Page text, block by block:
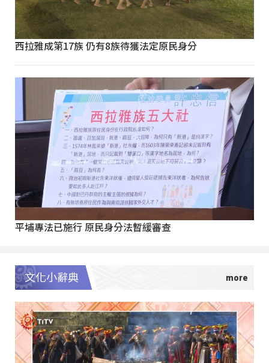
西拉雅成第17族 仍有8族待獲法定原民身分
平埔專法已施行 原民身分法暫緩審查
文化小辭典